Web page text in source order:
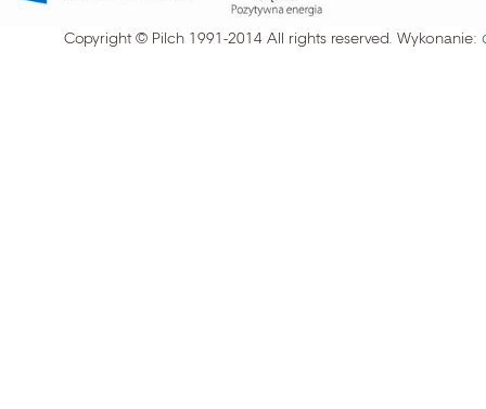
Copyright © Pilch 1991-2014 All rights reserved. Wykonanie: